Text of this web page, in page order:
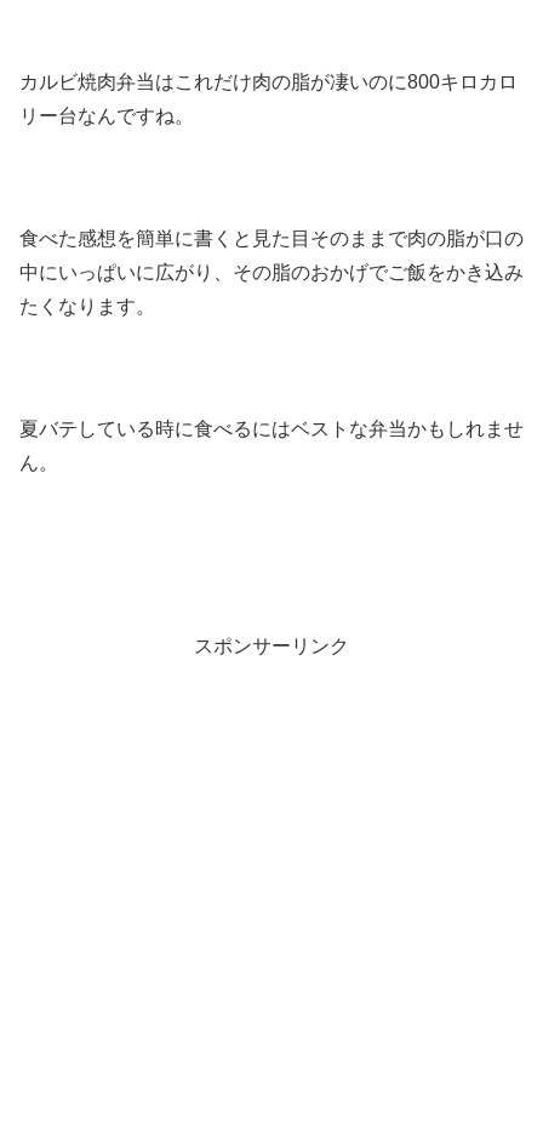
カルビ焼肉弁当はこれだけ肉の脂が凄いのに800キロカロ
リー台なんですね。
食べた感想を簡単に書くと見た目そのままで肉の脂が口の
中にいっぱいに広がり、その脂のおかげでご飯をかき込み
たくなります。
夏バテしている時に食べるにはベストな弁当かもしれませ
ん。
スポンサーリンク